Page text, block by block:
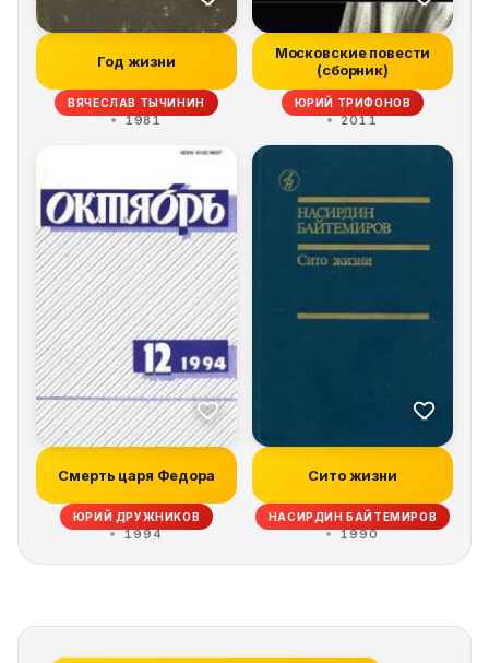
Год жизни
ВЯЧЕСЛАВ ТЫЧИНИН
1981
Московские повести
(сборник)
ЮРИЙ ТРИФОНОВ
2011
Смерть царя Федора
ЮРИЙ ДРУЖНИКОВ
1994
Сито жизни
НАСИРДИН БАЙТЕМИРОВ
1990